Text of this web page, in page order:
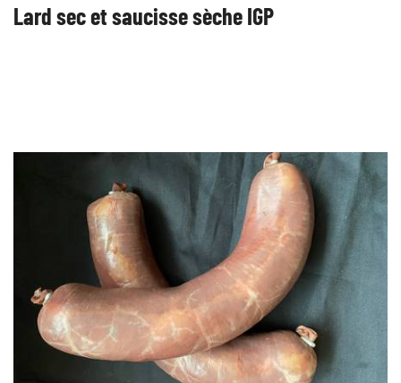
Lard sec et saucisse sèche IGP